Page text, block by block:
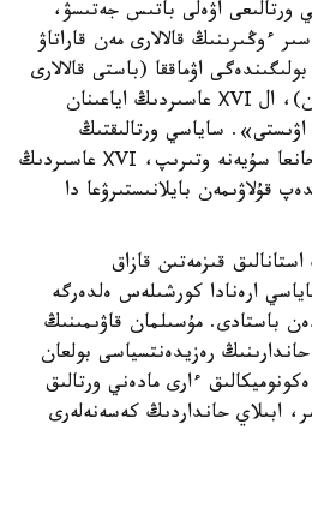
ورتالىعى اۋەلى باتىس جەتىسۋ،
ءوڭىرىنىڭ قالالارى مەن قاراتاۋ
اۋماققا (باستى قالالارى
سىعاناق پەن ساۋران بولعان)، ال ХVІ عاسىردىڭ اياعىنان
اۋىستى». ساياسي ورتالىقتىڭ
تۇركىستانعا اۋىسۋىن رۋزبيحانعا سۇيەنە وتىرىپ، ХVІ عاسىردىڭ
قۇلاۋىمەن بايلانىستىرۋعا دا
قىزمەتىن قازاق
ارەنادا كورشىلەس ەلدەرگە
باستادى. مۇسىلمان قاۋىمىنىڭ
رەزيدەنتسياسى بولعان
ءارى مادەني ورتالىق
ابىلاي حانداردىڭ كەسەنەلەرى